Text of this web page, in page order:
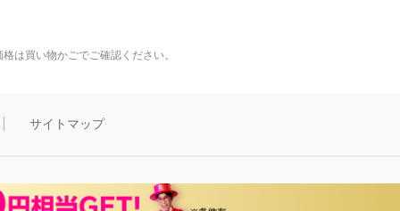
は買い物かごでご確認ください。
サイトマップ